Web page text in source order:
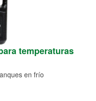
temperaturas
en frío